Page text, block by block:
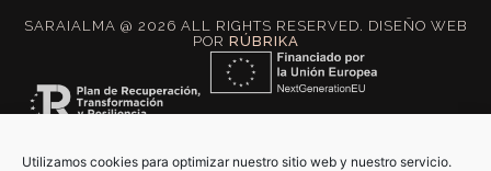
Utilizamos cookies para optimizar nuestro sitio web y nuestro servicio.
SARAIALMA @ 2026 ALL RIGHTS RESERVED. DISEÑO WEB
POR RÚBRIKA